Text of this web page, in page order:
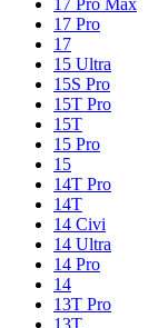
17 Pro Max
17 Pro
17
15 Ultra
15S Pro
15T Pro
15T
15 Pro
15
14T Pro
14T
14 Civi
14 Ultra
14 Pro
14
13T Pro
13T